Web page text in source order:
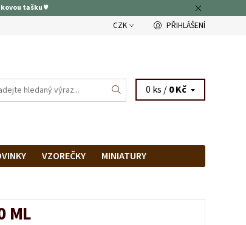
tašku ♥
CZK PŘIHLÁŠENÍ
0 ks /0 Kč
VZOREČKY
MINIATURY
ML